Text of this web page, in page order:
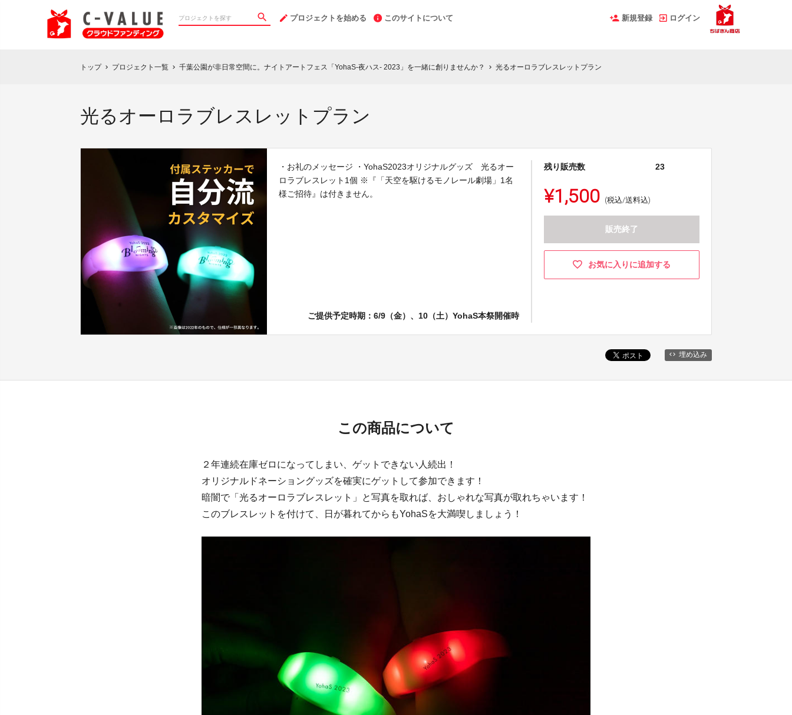
プロジェクトを始める このサイトについて 新規登録 ログイン
トップ chevron_right プロジェクト一覧 chevron_right 千葉公園が非日常空間に。ナイトアートフェス「YohaS-夜ハス- 2023」を一緒に創りませんか？ chevron_right 光るオーロラブレスレットプラン
光るオーロラブレスレットプラン
・お礼のメッセージ ・YohaS2023オリジナルグッズ 光るオー
ロラブレスレット1個 ※『「天空を駆けるモノレール劇場」1名
様ご招待』は付きません。
ご提供予定時期：6/9（金）、10（土）YohaS本祭開催時
残り販売数 23
¥1,500 (税込/送料込)
販売終了
お気に入りに追加する
埋め込み
この商品について
２年連続在庫ゼロになってしまい、ゲットできない人続出！
オリジナルドネーショングッズを確実にゲットして参加できます！
暗闇で「光るオーロラブレスレット」と写真を取れば、おしゃれな写真が取れちゃいます！
このブレスレットを付けて、日が暮れてからもYohaSを大満喫しましょう！